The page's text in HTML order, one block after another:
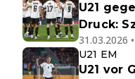
U21
Druck:
31.03.2026
U21 EM
U21 vor